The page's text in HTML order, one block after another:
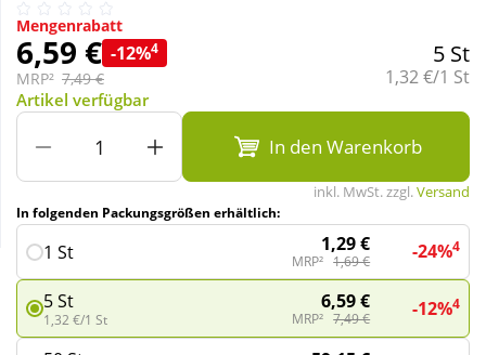
Sanitätshaus
Sport & Fitness
Wellness
Mengenrabatt
6,59 € -12%4
MRP² 7,49 €
5 St
Grundpreis:
1,32 €/1 St
Artikel verfügbar
In den Warenkorb
inkl. MwSt. zzgl.Versand
In folgenden Packungsgrößen erhältlich:
1 St 1,29 €
MRP² 1,69 € -24%4
5 St
1,32 €/1 St
6,59 €
MRP² 7,49 € -12%4